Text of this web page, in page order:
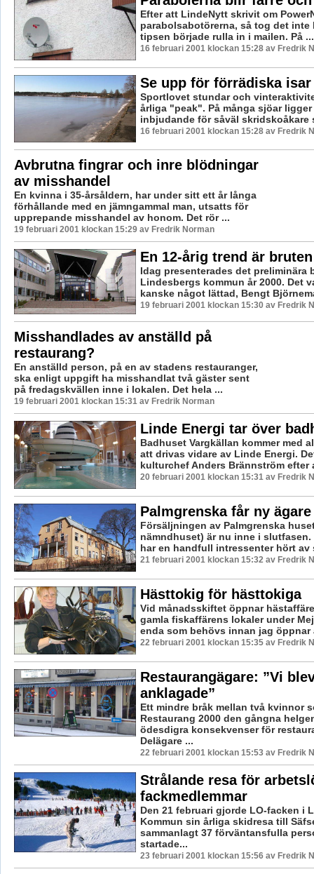
Efter att LindeNytt skrivit om
parabolsabotörerna, så tog det
tipsen började rulla in i mailen. På ...
16 februari 2001 klockan 15:28 av Fredrik
Se upp för förrädiska isar
Sportlovet stundar och
årliga "peak". På många sjöar
inbjudande för såväl skridskoåkare
16 februari 2001 klockan 15:28 av Fredrik
Avbrutna fingrar och inre blödningar
av misshandel
En kvinna i 35-årsåldern, har under sitt ett år långa
förhållande med en jämngammal man, utsatts för
upprepande misshandel av honom. Det rör ...
19 februari 2001 klockan 15:29 av Fredrik Norman
En 12-årig trend är bruten
Idag presenterades det preliminära
Lindesbergs kommun år 2000. Det
kanske något lättad, Bengt
19 februari 2001 klockan 15:30 av Fredrik
Misshandlades av anställd på
restaurang?
En anställd person, på en av stadens restauranger,
ska enligt uppgift ha misshandlat två gäster sent
på fredagskvällen inne i lokalen. Det hela ...
19 februari 2001 klockan 15:31 av Fredrik Norman
Linde Energi tar över
Badhuset Vargkällan kommer med
att drivas vidare av Linde Energi.
kulturchef Anders Brännström efter
20 februari 2001 klockan 15:31 av Fredrik
Palmgrenska får ny ägare
Försäljningen av Palmgrenska
nämndhuset) är nu inne i slutfasen.
har en handfull intressenter hört av
21 februari 2001 klockan 15:32 av Fredrik
Hästtokig för hästtokiga
Vid månadsskiftet öppnar
gamla fiskaffärens lokaler under
enda som behövs innan jag öppnar
22 februari 2001 klockan 15:35 av Fredrik
Restaurangägare: ”Vi
anklagade”
Ett mindre bråk mellan två kvinnor
Restaurang 2000 den gångna
ödesdigra konsekvenser för
Delägare ...
22 februari 2001 klockan 15:53 av Fredrik
Strålande resa för
fackmedlemmar
Den 21 februari gjorde LO-facken i
Kommun sin årliga skidresa till
sammanlagt 37 förväntansfulla
startade...
23 februari 2001 klockan 15:56 av Fredrik